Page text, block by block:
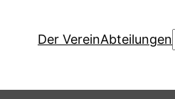
Der VereinAbteilungen